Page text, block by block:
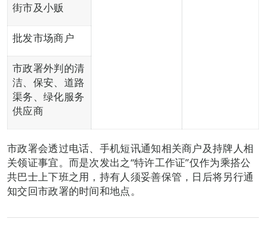
街市及小贩
批发市场商户
市政署外判的清
洁、保安、道路
渠务、绿化服务
供应商
市政署会透过电话、手机短讯通知相关商户及持牌人相
关领证事宜。而是次发出之“特许工作证”仅作为乘搭公
共巴士上下班之用，持有人须妥善保管，日后将另行通
知交回市政署的时间和地点。